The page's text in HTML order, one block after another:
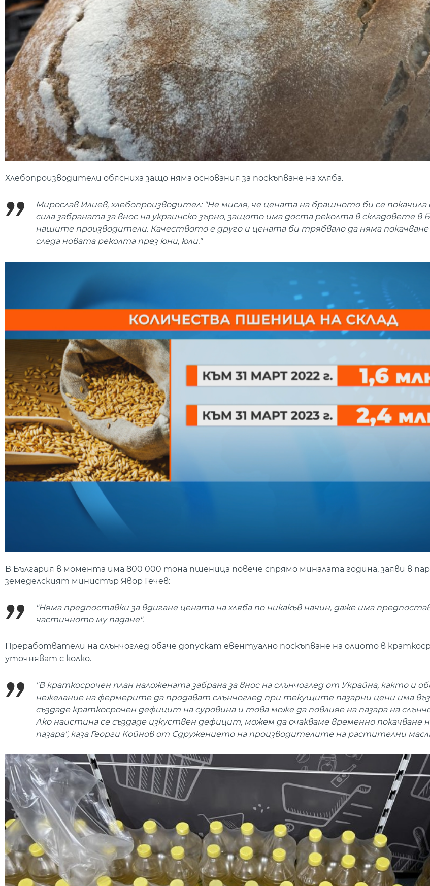
Хлебопроизводители обясниха защо няма основания за поскъпване на хляба.
Мирослав Илиев, хлебопроизводител: "Не мисля, че цената на брашното би се покачила
сила забраната за внос на украинско зърно, защото има доста реколта в складовете в
нашите производители. Качеството е друго и цената би трябвало да няма
следа новата реколта през юни, юли."
В България в момента има 800 000 тона пшеница повече спрямо миналата година, заяви в
земеделският министър Явор Гечев:
"Няма предпоставки за вдигане цената на хляба по никакъв начин, даже има
частичното му падане".
Преработватели на слънчоглед обаче допускат евентуално поскъпване на олиото в
уточняват с колко.
"В краткосрочен план наложената забрана за внос на слънчоглед от Украйна, както и
нежелание на фермерите да продават слънчоглед при текущите пазарни цени има
създаде краткосрочен дефицит на суровина и това може да повлияе на пазара на
Ако наистина се създаде изкуствен дефицит, можем да очакваме временно покачване
пазара", каза Георги Койнов от Сдружението на производителите на растителни